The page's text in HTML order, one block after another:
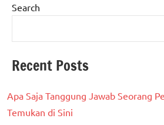
Search
Recent Posts
Apa Saja Tanggung Jawab Seorang
Temukan di Sini